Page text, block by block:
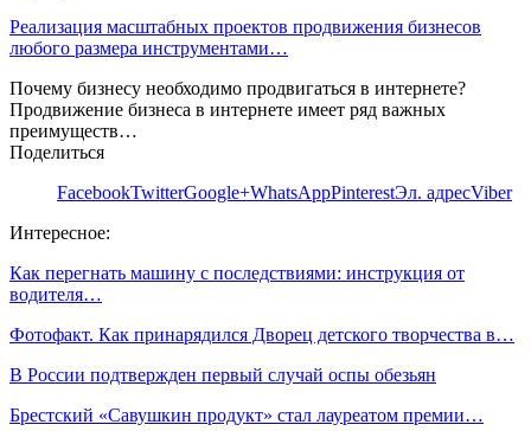
Реализация масштабных проектов продвижения бизнесов
любого размера инструментами…
Почему бизнесу необходимо продвигаться в интернете?
Продвижение бизнеса в интернете имеет ряд важных
преимуществ…
Поделиться
FacebookTwitterGoogle+WhatsAppPinterestЭл. адресViber
Интересное:
Как перегнать машину с последствиями: инструкция от
водителя…
Фотофакт. Как принарядился Дворец детского творчества в…
В России подтвержден первый случай оспы обезьян
Брестский «Савушкин продукт» стал лауреатом премии…